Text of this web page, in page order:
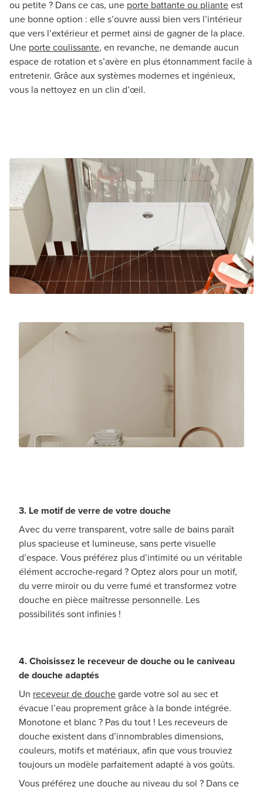
ou petite ? Dans ce cas, une porte battante ou plianteest
une bonne option : elle s’ouvre aussi bien vers l’intérieur
que vers l’extérieur et permet ainsi de gagner de la place.
Une porte coulissante, en revanche, ne demande aucun
espace de rotation et s’avère en plus étonnamment facile à
entretenir. Grâce aux systèmes modernes et ingénieux,
vous la nettoyez en un clin d’œil.
3. Le motif de verre de votre douche
Avec du verre transparent, votre salle de bains paraît
plus spacieuse et lumineuse, sans perte visuelle
d’espace. Vous préférez plus d’intimité ou un véritable
élément accroche-regard ? Optez alors pour un motif,
du verre miroir ou du verre fumé et transformez votre
douche en pièce maîtresse personnelle. Les
possibilités sont infinies !
4. Choisissez le receveur de douche ou le caniveau
de douche adaptés
Un receveur de douchegarde votre sol au sec et
évacue l’eau proprement grâce à la bonde intégrée.
Monotone et blanc ? Pas du tout ! Les receveurs de
douche existent dans d’innombrables dimensions,
couleurs, motifs et matériaux, afin que vous trouviez
toujours un modèle parfaitement adapté à vos goûts.
Vous préférez une douche au niveau du sol ? Dans ce